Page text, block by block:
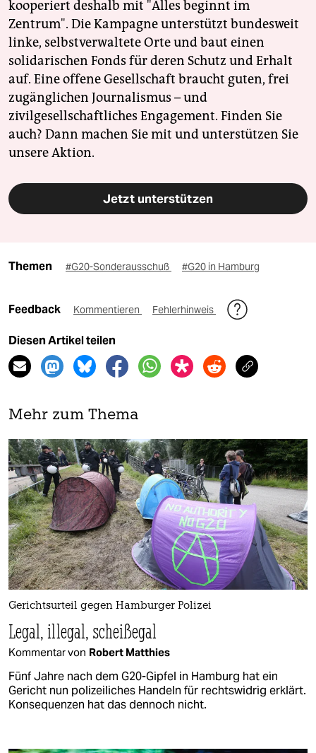
kooperiert deshalb mit "Alles beginnt im
Zentrum". Die Kampagne unterstützt bundesweit
linke, selbstverwaltete Orte und baut einen
solidarischen Fonds für deren Schutz und Erhalt
auf. Eine offene Gesellschaft braucht guten, frei
zugänglichen Journalismus – und
zivilgesellschaftliches Engagement. Finden Sie
auch? Dann machen Sie mit und unterstützen Sie
unsere Aktion.
Jetzt unterstützen
Themen #G20-Sonderausschuß #G20 in Hamburg
Feedback Kommentieren Fehlerhinweis
Diesen Artikel teilen
Mehr zum Thema
Gerichtsurteil gegen Hamburger Polizei
Legal, illegal, scheißegal
Kommentar von Robert Matthies
Fünf Jahre nach dem G20-Gipfel in Hamburg hat ein
Gericht nun polizeiliches Handeln für rechtswidrig erklärt.
Konsequenzen hat das dennoch nicht.